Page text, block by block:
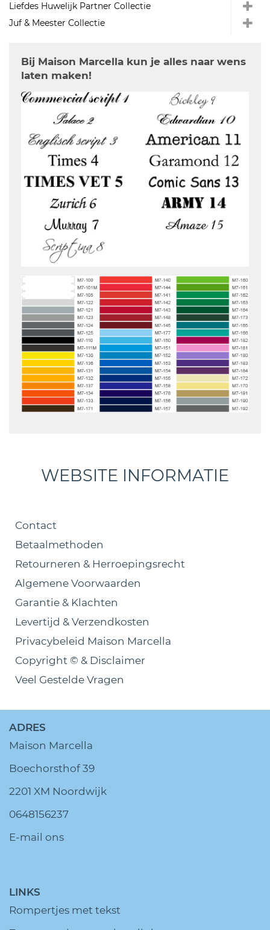
Liefdes Huwelijk Partner Collectie
Juf & Meester Collectie
Bij Maison Marcella kun je alles naar wens
laten maken!
WEBSITE INFORMATIE
Contact
Betaalmethoden
Retourneren & Herroepingsrecht
Algemene Voorwaarden
Garantie & Klachten
Levertijd & Verzendkosten
Privacybeleid Maison Marcella
Copyright © & Disclaimer
Veel Gestelde Vragen
ADRES
Maison Marcella
Boechorsthof 39
2201 XM Noordwijk
0648156237
E-mail ons
LINKS
Rompertjes met tekst